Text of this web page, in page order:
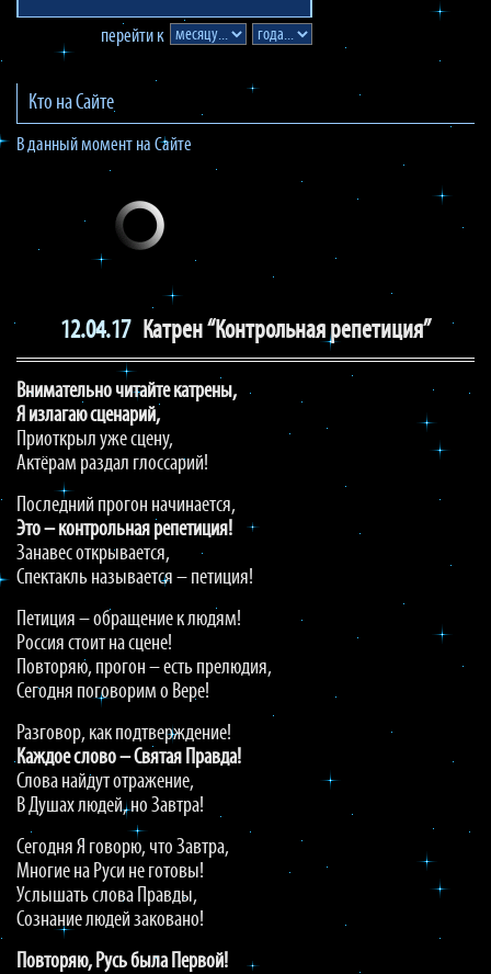
перейти к
Кто на Сайте
В данный момент на Сайте
12.04.17 Катрен “Контрольная репетиция”
Внимательно читайте катрены,
Я излагаю сценарий,
Приоткрыл уже сцену,
Актёрам раздал глоссарий!
Последний прогон начинается,
Это – контрольная репетиция!
Занавес открывается,
Спектакль называется – петиция!
Петиция – обращение к людям!
Россия стоит на сцене!
Повторяю, прогон – есть прелюдия,
Сегодня поговорим о Вере!
Разговор, как подтверждение!
Каждое слово – Святая Правда!
Слова найдут отражение,
В Душах людей, но Завтра!
Сегодня Я говорю, что Завтра,
Многие на Руси не готовы!
Услышать слова Правды,
Сознание людей заковано!
Повторяю, Русь была Первой!